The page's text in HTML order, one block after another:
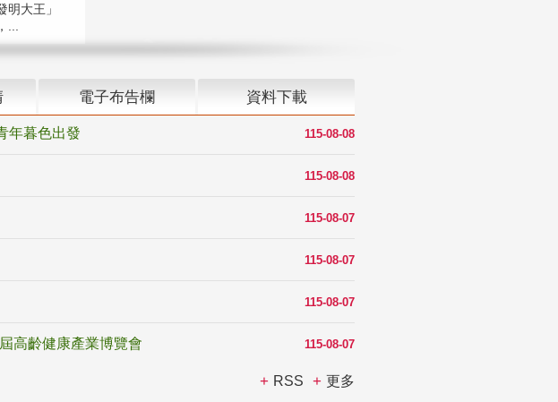
大王」
電子布告欄 資料下載
115-08-08
年暮色出發
115-08-08
115-08-07
115-08-07
115-08-07
115-08-07
高齡健康產業博覽會
RSS 更多